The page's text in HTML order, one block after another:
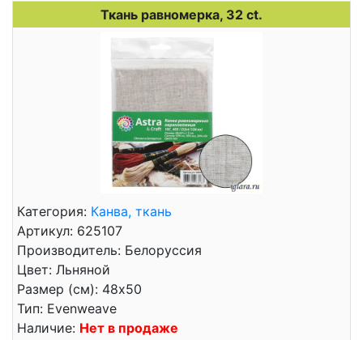
Ткань равномерка, 32 ct.
Категория: Канва, ткань
Артикул: 625107
Производитель: Белоруссия
Цвет: Льняной
Размер (см): 48x50
Тип: Evenweave
Наличие: Нет в продаже